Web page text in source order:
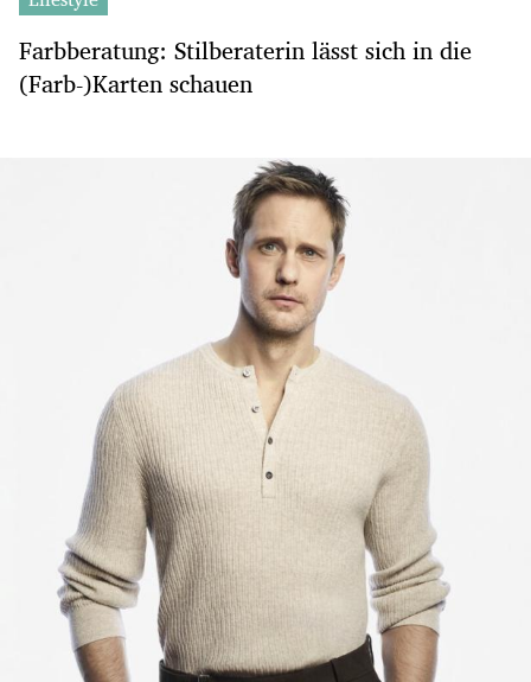
Farbberatung: Stilberaterin lässt sich in die
(Farb-)Karten schauen